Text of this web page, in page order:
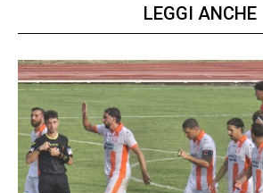
LEGGI ANCHE